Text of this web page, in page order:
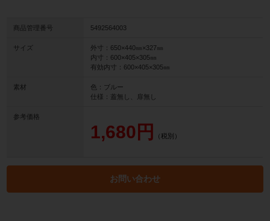
商品管理番号 5492564003
サイズ
外寸：650×440㎜×327㎜
内寸：600×405×305㎜
有効内寸：600×405×305㎜
素材
色：ブルー
仕様：蓋無し、扉無し
参考価格
1,680円 （税別）
お問い合わせ